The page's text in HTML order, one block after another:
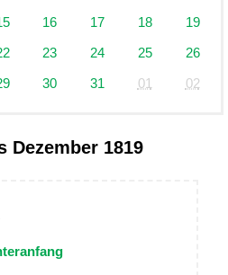
16 17 18
19
23 24 25
26
30 31 01 02
Dezember 1819